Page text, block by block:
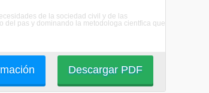
de la sociedad civil y de las
del pas y dominando la metodologa cientfica que
Descargar PDF